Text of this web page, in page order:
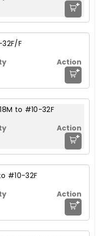
+
F
+
to #10-32F
+
#10-32F
+